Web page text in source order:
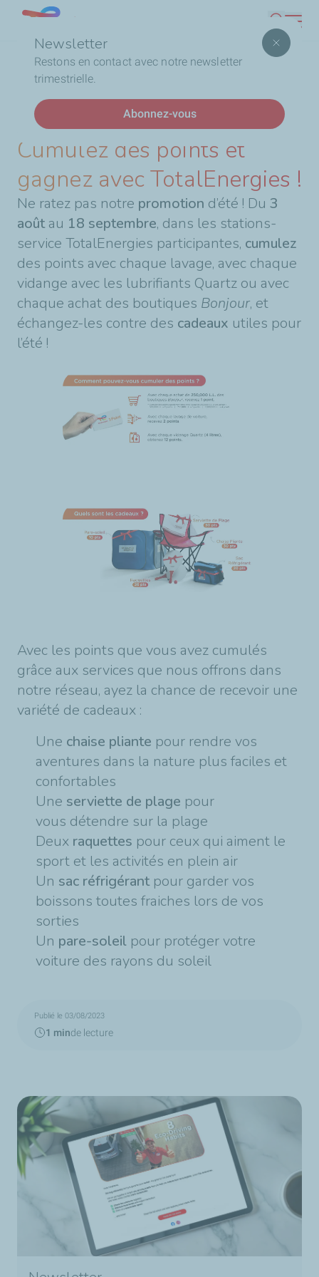
contenu
Newsletter
Restons en contact avec notre newsletter
trimestrielle.
Abonnez-vous
Lebanon
d'Ariane
Accueil
Cumulez des points et gagnez avec TotalEnergies
DERNIÈRES ACTUALITÉS
Cumulez des points et
gagnez avec TotalEnergies !
Ne ratez pas notre promotion d’été ! Du 3
aoûtau 18 septembre, dans les stations-
service TotalEnergies participantes, cumulez
des points avec chaque lavage, avec chaque
vidange avec les lubrifiants Quartz ou avec
chaque achat des boutiques Bonjour, et
échangez-les contre des cadeaux utiles pour
l’été !
Avec les points que vous avez cumulés
grâce aux services que nous offrons dans
notre réseau, ayez la chance de recevoir une
variété de cadeaux :
Une chaise pliante pour rendre vos
aventures dans la nature plus faciles et
confortables
Une serviette de plage pour
vous détendre sur la plage
Deux raquettes pour ceux qui aiment le
sport et les activités en plein air
Un sac réfrigérantpour garder vos
boissons toutes fraiches lors de vos
sorties
Un pare-soleil pour protéger votre
voiture des rayons du soleil
Publié le 03/08/2023
1 minde lecture